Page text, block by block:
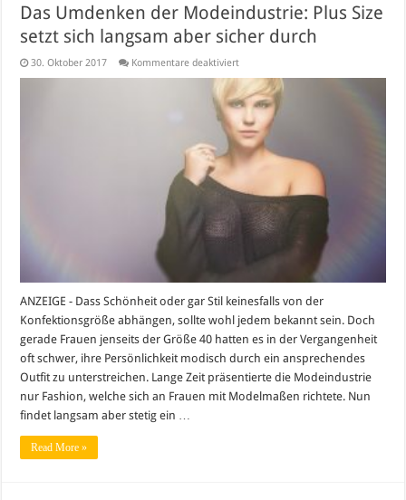
Das Umdenken der Modeindustrie: Plus Size
setzt sich langsam aber sicher durch
30. Oktober 2017 Kommentare deaktiviertfür
Umdenken
der
Modeindustrie:
Plus
Size
setzt
sich
langsam
sicher
ANZEIGE - Dass Schönheit oder gar Stil keinesfalls von der
Konfektionsgröße abhängen, sollte wohl jedem bekannt sein. Doch
gerade Frauen jenseits der Größe 40 hatten es in der Vergangenheit
oft schwer, ihre Persönlichkeit modisch durch ein ansprechendes
Outfit zu unterstreichen. Lange Zeit präsentierte die Modeindustrie
nur Fashion, welche sich an Frauen mit Modelmaßen richtete. Nun
findet langsam aber stetig ein …
Read More »